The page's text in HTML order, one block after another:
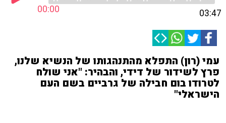
00:00 03:47
עמי (רון) התפלא מהתנהגותו של הנשיא שלנו,
פרץ לשידור של דידי, והבהיר: "אני שולח
לטרודו בום חבילה של גרביים בשם העם
הישראלי"